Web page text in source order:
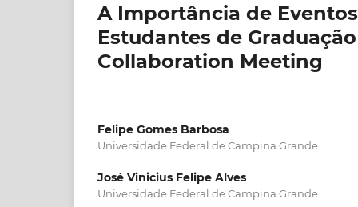
A Importância de
Estudantes de
Collaboration Meeting
Felipe Gomes Barbosa
Universidade Federal de Campina Grande
José Vinicius Felipe Alves
Universidade Federal de Campina Grande